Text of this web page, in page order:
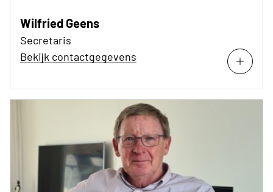
Wilfried Geens
Secretaris
Bekijk contactgegevens